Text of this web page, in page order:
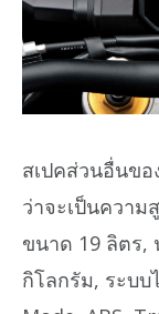
สเปคส่วนอื่นขอ
ว่าจะเป็นความ
ขนาด 19 ลิตร,
กิโลกรัม, ระบบ